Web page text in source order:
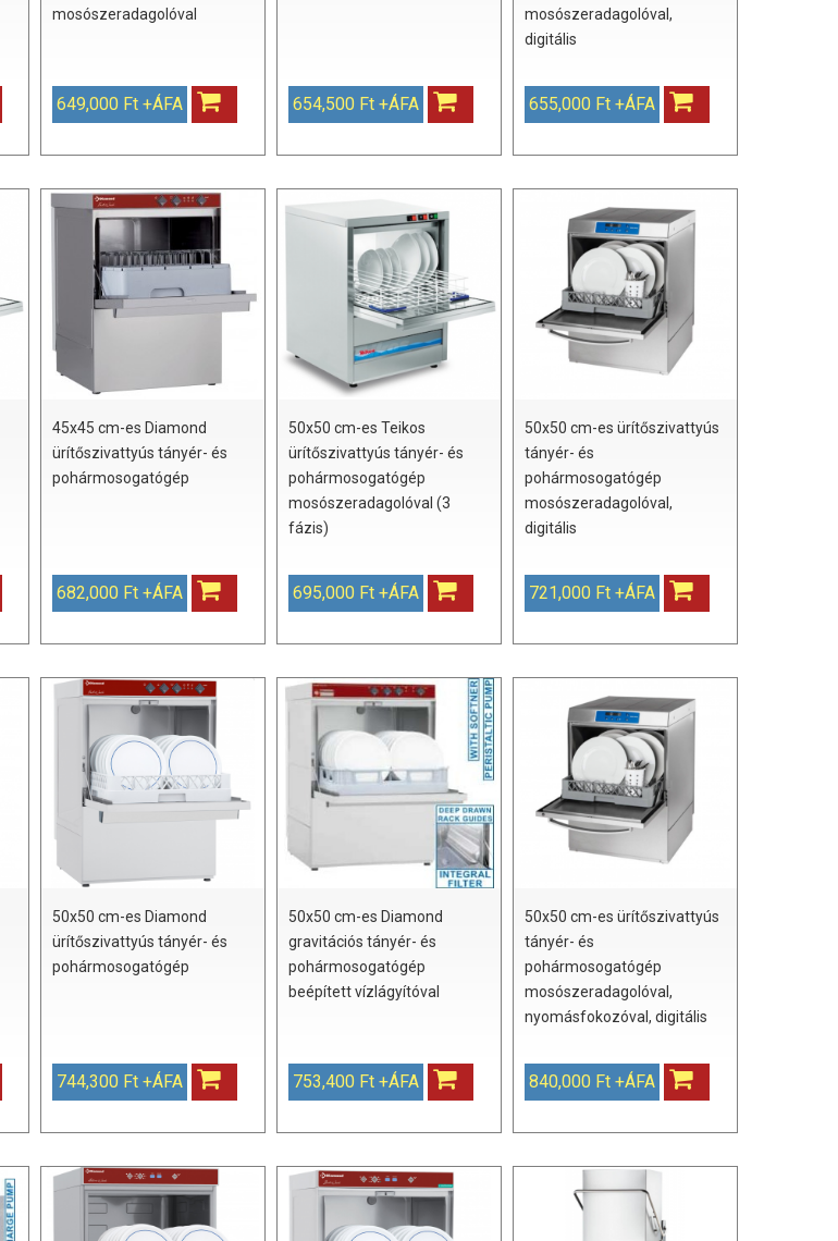
mosószeradagolóval
649,000 Ft +ÁFA 654,500 Ft +ÁFA
mosószeradagolóval,
digitális
655,000 Ft +ÁFA
45x45 cm-es Diamond
ürítőszivattyús tányér- és
pohármosogatógép
682,000 Ft +ÁFA
50x50 cm-es Teikos
ürítőszivattyús tányér- és
pohármosogatógép
mosószeradagolóval (3
fázis)
695,000 Ft +ÁFA
50x50 cm-es ürítőszivattyús
tányér- és
pohármosogatógép
mosószeradagolóval,
digitális
721,000 Ft +ÁFA
50x50 cm-es Diamond
ürítőszivattyús tányér- és
pohármosogatógép
744,300 Ft +ÁFA
50x50 cm-es Diamond
gravitációs tányér- és
pohármosogatógép
beépített vízlágyítóval
753,400 Ft +ÁFA
50x50 cm-es ürítőszivattyús
tányér- és
pohármosogatógép
mosószeradagolóval,
nyomásfokozóval, digitális
840,000 Ft +ÁFA